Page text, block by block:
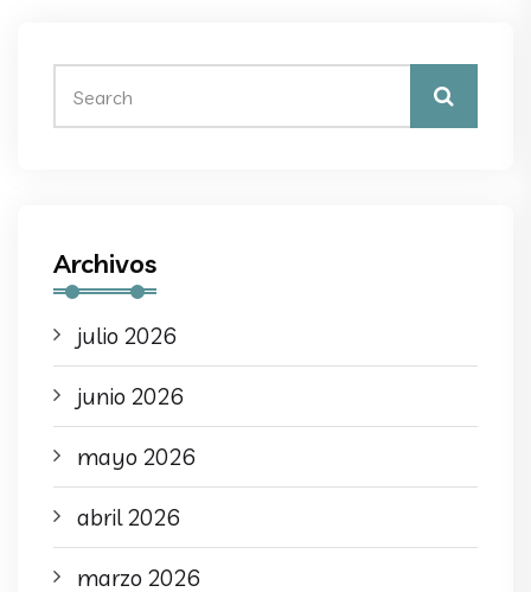
Archivos
julio 2026
junio 2026
mayo 2026
abril 2026
marzo 2026